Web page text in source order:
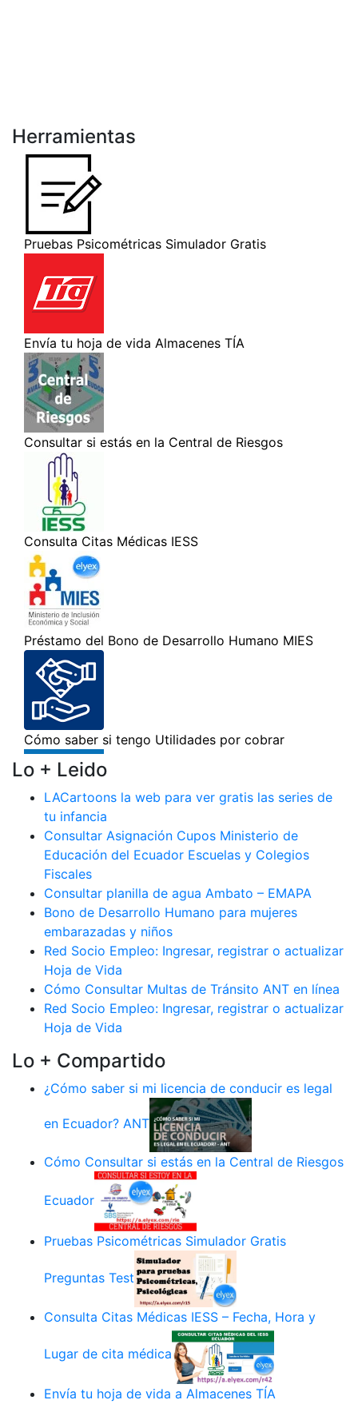
Herramientas
Lo + Leido
LACartoons la web para ver gratis las series de
tu infancia
Consultar Asignación Cupos Ministerio de
Educación del Ecuador Escuelas y Colegios
Fiscales
Consultar planilla de agua Ambato – EMAPA
Bono de Desarrollo Humano para mujeres
embarazadas y niños
Red Socio Empleo: Ingresar, registrar o actualizar
Hoja de Vida
Cómo Consultar Multas de Tránsito ANT en línea
Red Socio Empleo: Ingresar, registrar o actualizar
Hoja de Vida
Lo + Compartido
¿Cómo saber si mi licencia de conducir es legal
en Ecuador? ANT
Cómo Consultar si estás en la Central de Riesgos
Ecuador
Pruebas Psicométricas Simulador Gratis
Preguntas Test
Consulta Citas Médicas IESS – Fecha, Hora y
Lugar de cita médica
Envía tu hoja de vida a Almacenes TÍA